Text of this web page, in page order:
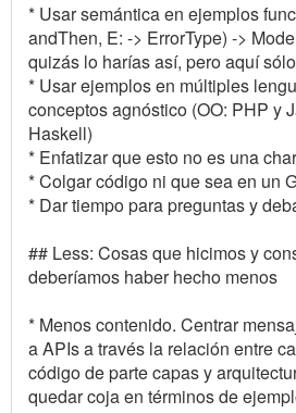
* Usar semántica en ejemplos
andThen, E: -> ErrorType) ->
quizás lo harías así, pero aquí
* Usar ejemplos en múltiples
conceptos agnóstico (OO: PHP y
Haskell)
* Enfatizar que esto no es una
* Colgar código ni que sea en un
* Dar tiempo para preguntas y
## Less: Cosas que hicimos y
deberíamos haber hecho menos
* Menos contenido. Centrar
a APIs a través la relación entre
código de parte capas y
quedar coja en términos de